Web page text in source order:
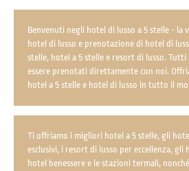
Benvenuti negli hotel di lusso a 5 stelle - la
hotel di lusso e prenotazione di hotel di
stelle, hotel a 5 stelle e resort di lusso.
essere prenotati direttamente con noi.
hotel a 5 stelle e hotel di lusso in tutto il
Ti offriamo i migliori hotel a 5 stelle, gli
esclusivi, i resort di lusso per eccellenza,
hotel benessere e le stazioni termali,